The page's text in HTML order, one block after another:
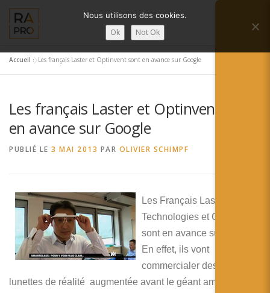
contenu
Menu
SERVICES RA’PRO ACTUALITÉ DE LA RA
English
Français
Deutsch
Accueil »Les français Laster et Optinvent sont en avance sur Google
Les français Laster et Optinvent sont
en avance sur Google
PUBLIÉ LE 3 MAI 2013 PAR OLIVIER SCHIMPF
Les Français Laster
Technologies et Optinvent
sont en avance sur Google.
En effet, ils vont
commercialer des ‘vraies’
lunettes de réalité augmentée avant le géant américain.
Nous utilisons des cookies.
Ok Not Ok